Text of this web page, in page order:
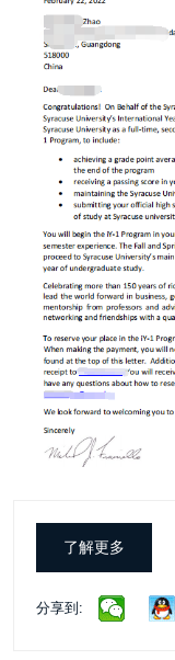
了解更多
分享到: